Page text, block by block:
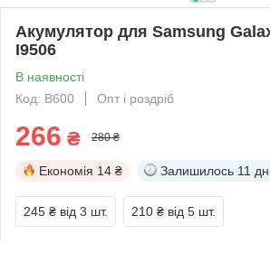
Акумулятор для Samsung
I9506
В наявності
Код: B600
Опт і роздріб
266 ₴ 280 ₴
Економія 14 ₴ Залишилось 11
245 ₴ від 3 шт. 210 ₴ від 5 шт.